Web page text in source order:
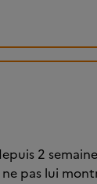
2
ne pas lui